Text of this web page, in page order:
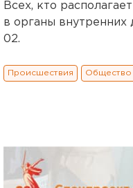
Всех, кто
в органы внутренних
02.
Происшествия Общество